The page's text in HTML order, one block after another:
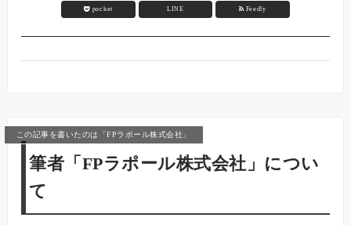
pocket LINE Feedly
この記事を書いたのは「FPラポール株式会社」
筆者「FPラポール株式会社」につい
て